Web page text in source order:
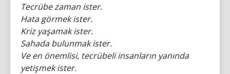
Tecrübe zaman ister.
Hata görmek ister.
Kriz yaşamak ister.
Sahada bulunmak ister.
Ve en önemlisi, tecrübeli insanların yanında
yetişmek ister.